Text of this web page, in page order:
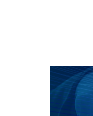
CAPA
NOTÍCIAS
BASES DE
Capa 2017